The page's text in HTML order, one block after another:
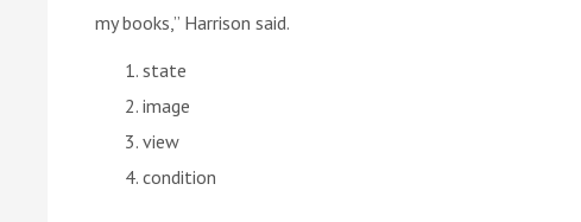
my books,” Harrison said.
state
image
view
condition